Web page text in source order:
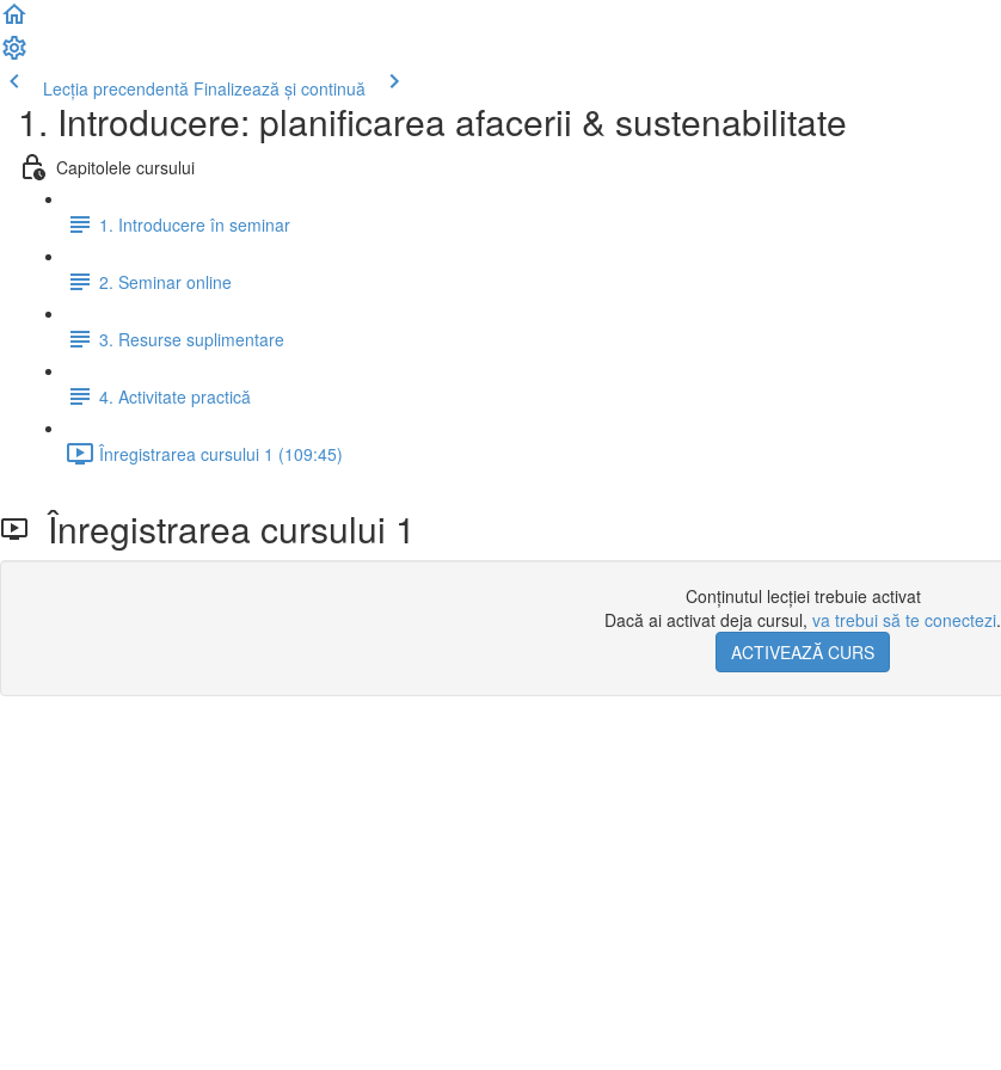
Lecția precendentă Finalizează și continuă
1. Introducere: planificarea afacerii & sustenabilitate
Capitolele cursului
1. Introducere în seminar
2. Seminar online
3. Resurse suplimentare
4. Activitate practică
Înregistrarea cursului 1 (109:45)
Înregistrarea cursului 1
Conținutul lecției trebuie activat
Dacă ai activat deja cursul, va trebui să te conectezi.
ACTIVEAZĂ CURS